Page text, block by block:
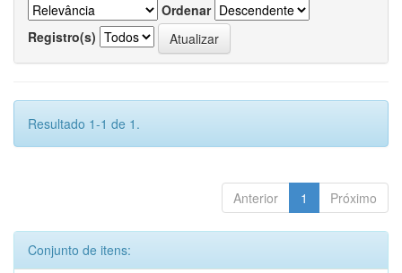
Ordenar
Registro(s)
Resultado 1-1 de 1.
Anterior 1 Próximo
Conjunto de itens: